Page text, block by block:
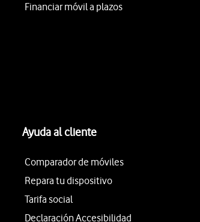
Financiar móvil a plazos
Ayuda al cliente
Comparador de móviles
Repara tu dispositivo
Tarifa social
Declaración Accesibilidad